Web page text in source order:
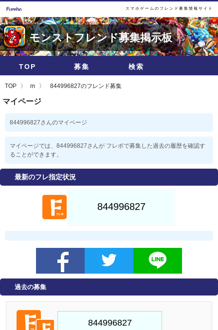
スマホゲームのフレンド募集情報サイト
モンストフレンド募集掲示板
TOP 募集 検索
TOP m 844996827のフレンド募集
マイページ
844996827さんのマイページ
マイページでは、844996827さんが フレボで募集した過去の履歴を確認す
ることができます。
最新のフレ指定状況
過去の募集